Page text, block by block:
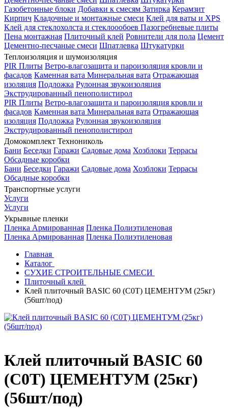
Газобетонные блоки Добавки к смесям Затирка Керамзит
Кирпич Кладочные и монтажные смеси Клей для ваты и XPS
Клей для стеклохолста и стеклоообоев Пазогребневые плиты
Пена монтажная Плиточный клей Ровнители для пола Цемент
Цементно-песчаные смеси Шпатлевка Штукатурки
Теплоизоляция и шумоизоляция
PIR Плиты Ветро-влагозащита и пароизоляция кровли и
фасадов Каменная вата Минеральная вата Отражающая
изоляция Подложка Рулонная звукоизоляция
Экструдированный пенополистирол
PIR Плиты Ветро-влагозащита и пароизоляция кровли и
фасадов Каменная вата Минеральная вата Отражающая
изоляция Подложка Рулонная звукоизоляция
Экструдированный пенополистирол
Домокомплект Технониколь
Бани Беседки Гаражи Садовые дома Хозблоки Террасы
Обсадные коробки
Бани Беседки Гаражи Садовые дома Хозблоки Террасы
Обсадные коробки
Транспортные услуги
Услуги
Услуги
Укрывные пленки
Пленка Армированная Пленка Полиэтиленовая
Пленка Армированная Пленка Полиэтиленовая
Главная
Каталог
СУХИЕ СТРОИТЕЛЬНЫЕ СМЕСИ
Плиточный клей
Клей плиточный BASIC 60 (С0Т) ЦЕМЕНТУМ (25кг)
(56шт/под)
Клей плиточный BASIC 60
(С0Т) ЦЕМЕНТУМ (25кг)
(56шт/под)